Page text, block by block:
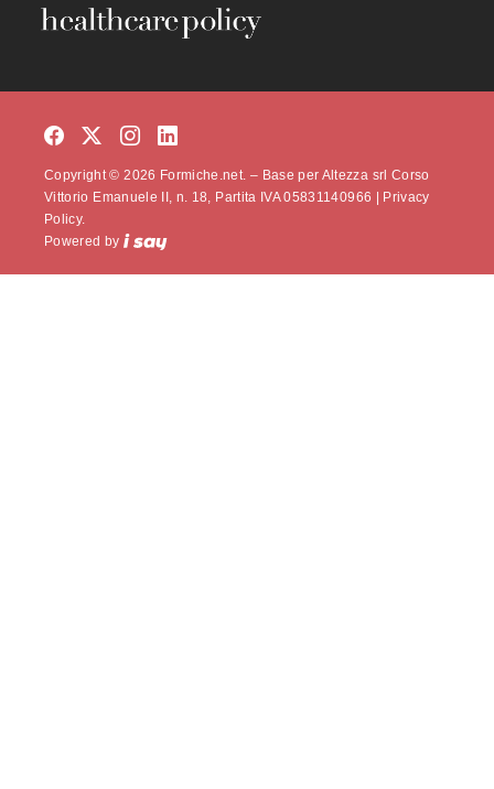
Copyright © 2026 Formiche.net. – Base per Altezza srl Corso
Vittorio Emanuele II, n. 18, Partita IVA 05831140966 |
Privacy
Policy.
Powered by